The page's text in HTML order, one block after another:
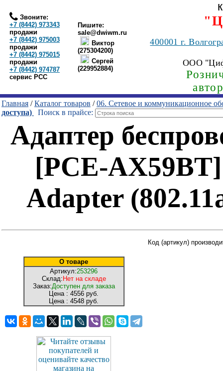
Звоните:
+7 (8442) 973343
продажи
+7 (8442) 975003
продажи
+7 (8442) 975015
продажи
+7 (8442) 974787
сервис РСС
Пишите:
sale@dwiwm.ru
Виктор
(275304200)
Сергей
(229952884)
400001г.
ООО
Главная /Каталог товаров /06. Сетевое и коммуникационное
доступа)
Поиск в прайсе:
Адаптер
[PCE-
Adapter
О товаре
Артикул:253296
Склад: Нет на складе
Заказ:Доступен для заказа
Цена : 4556 руб.
Цена : 4548 руб.
Код (артикул)